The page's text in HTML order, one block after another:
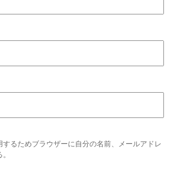
するためブラウザーに自分の名前、メールアドレ